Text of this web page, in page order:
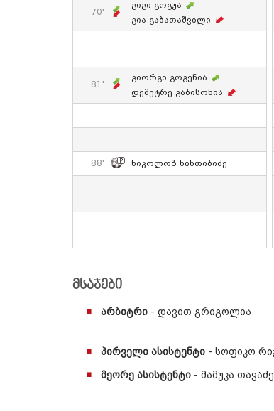
70'
Გიგი Გოგუა
Გია Გაბათაშვილი
81'
Გიორგი Გოგენია
Დემეტრე Გაბისონია
88' Ნიკოლოზ Ხინთიბიძე
მსაჯები
არბიტრი - დავით გრიგოლია
პირველი ასისტენტი - სოფიკო
მეორე ასისტენტი - მამუკა თავაძე